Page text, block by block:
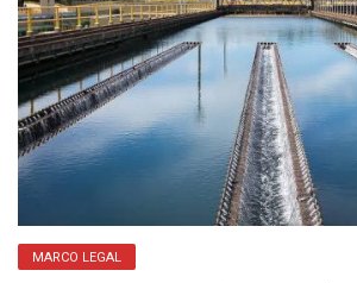
MARCO LEGAL